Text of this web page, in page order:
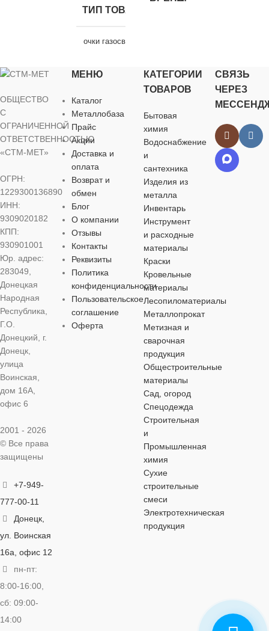
МАТЕРИАЛ
пластик, стекло
ОСОБЕННОСТИ
возможность смены
светофильтра
защита от брызг
металла
защита от
УФ/ИК лучей,
откидной
светофильтр
ТИП ТОВАРА
очки газосварщика
НАЗНАЧЕНИЕ
для строительства
для хозяйственно-
бытовых нужд
универсальные
пластик
ОСОБЕННОСТИ
установка защитного
4
ДЛИНА, М
НАЗНАЧЕНИЕ
Ручная
электродуговая
сварка
ТИП ТОВАРА
Электроды
МАРКА
ПОКРЫТИЕ
ВЕС
СПОСОБ
СВАРКИ
Нержавеющая
ОБЩЕСТВО
С
ОГРАНИЧЕННОЙ
ОТВЕТСТВЕННОСТЬЮ
«СТМ-МЕТ»
ОГРН:
1229300136890
ИНН:
9309020182
КПП:
930901001
Юр. адрес:
283049,
Донецкая
Народная
Республика,
Г.О.
Донецкий, г.
Донецк,
улица
Воинская,
дом 16А,
офис 6
2001 - 2026
© Все права
защищены
+7-949-
777-00-11
Донецк,
ул. Воинская
16а, офис 12
пн-пт:
8:00-16:00,
сб: 09:00-
14:00
МЕНЮ
Каталог
Металлобаза
Прайс
Акции
Доставка и
оплата
Возврат и
обмен
Блог
О компании
Отзывы
Контакты
Реквизиты
Политика
конфиденциальности
Пользовательское
соглашение
Оферта
КАТЕГОРИИ
ТОВАРОВ
Бытовая
химия
Водоснабжение
и
сантехника
Изделия из
металла
Инвентарь
Инструмент
и расходные
материалы
Краски
Кровельные
материалы
Лесопиломатериалы
Металлопрокат
Метизная и
сварочная
продукция
Общестроительные
материалы
Сад, огород
Спецодежда
Строительная
и
Промышленная
химия
Сухие
строительные
смеси
Электротехническая
продукция
СВЯЗЬ
ЧЕРЕЗ